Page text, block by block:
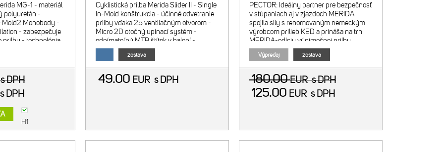
MG-1 - materiál
polyuretán -
Monobody -
- zabezpečuje
prilby - technológia
Merida 4D otočný
s DPH
s DPH
H1
Cyklistická prilba Merida Slider II - Single
In-Mold konštrukcia - účinné odvetranie
prilby vďaka 25 ventilačným otvorom -
Micro 2D otočný upínací systém -
odnímateľný MTB štítok v balení -
veľkosti: M(54-58 cm) a L(58-63cm) -
hmotnosť bez ští
zostava
49.00 EUR s DPH
PECTOR: Ideálny partner pre bezpečnosť
v stúpaniach aj v zjazdoch MERIDA
spojila sily s renomovaným nemeckým
výrobcom prilieb KED a prináša na trh
MERIDA-edíciu výnimočnej prilby
PECTOR ME-1 - MIPS® system ochrany
mozgu/hlavy (Multi-directional
Výpredaj zostava
180.00EURs DPH
125.00 EUR s DPH